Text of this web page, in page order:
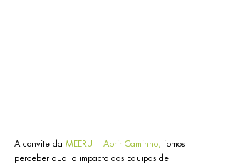
A convite da MEERU | Abrir Caminho, fomos
perceber qual o impacto das Equipas de